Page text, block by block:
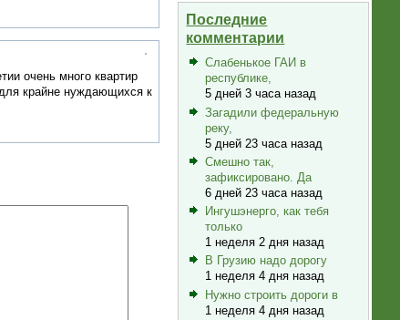
очень много квартир
крайне нуждающихся к
Последние
комментарии
Слабенькое ГАИ в
республике,
5 дней 3 часа назад
Загадили федеральную
реку,
5 дней 23 часа назад
Смешно так,
зафиксировано. Да
6 дней 23 часа назад
Ингушэнерго, как тебя
только
1 неделя 2 дня назад
В Грузию надо дорогу
1 неделя 4 дня назад
Нужно строить дороги в
1 неделя 4 дня назад